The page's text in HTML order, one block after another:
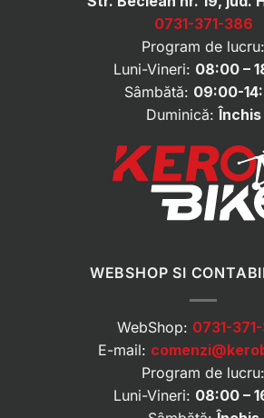
0731-371-386
Program de lucru:
Luni-Vineri: 08:00 –
Sâmbătă: 09:00-
Duminică: Închis
WEBSHOP SI
WebShop: 0731-
E-mail:
Program de lucru:
Luni-Vineri: 08:00 –